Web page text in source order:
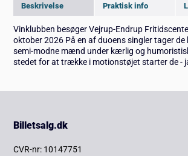
Beskrivelse Praktisk info
Vinklubben besøger Vejrup-Endrup
oktober 2026 På en af duoens singler tager de
semi-modne mænd under kærlig og
stedet for at trække i motionstøjet starter de -
Billetsalg.dk
CVR-nr: 10147751